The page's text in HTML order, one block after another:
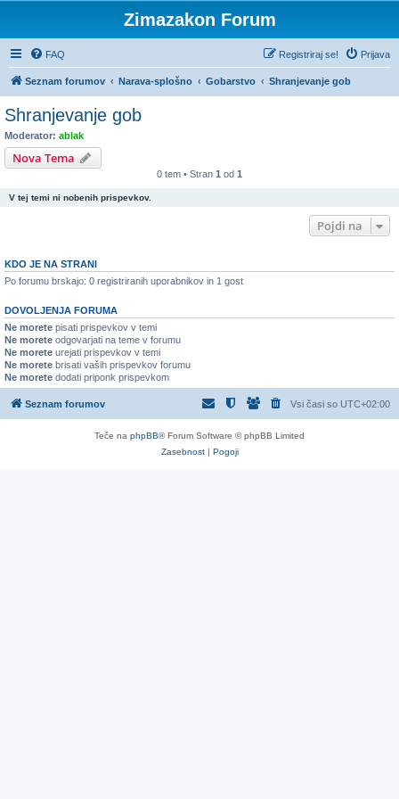
Zimazakon Forum
FAQ Prijava
Registriraj se!
Seznam forumov Narava-splošno Gobarstvo Shranjevanje gob
Shranjevanje gob
Moderator: ablak
Nova Tema
0 tem • Stran 1 od 1
V tej temi ni nobenih prispevkov.
Pojdi na
KDO JE NA STRANI
Po forumu brskajo: 0 registriranih uporabnikov in 1 gost
DOVOLJENJA FORUMA
Ne morete pisati prispevkov v temi
Ne morete odgovarjati na teme v forumu
Ne morete urejati prispevkov v temi
Ne morete brisati vaših prispevkov forumu
Ne morete dodati priponk prispevkom
Seznam forumov Vsi časi so UTC+02:00
Teče na phpBB® Forum Software © phpBB Limited
Zasebnost| Pogoji